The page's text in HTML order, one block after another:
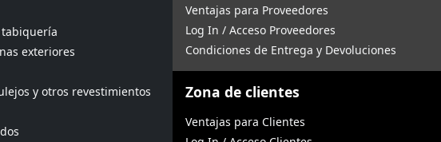
exteriores
y otros revestimientos
Ventajas para Proveedores
Log In / Acceso Proveedores
Condiciones de Entrega y Devoluciones
Zona de clientes
Ventajas para Clientes